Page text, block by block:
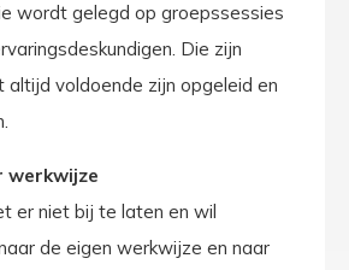
wordt gelegd op groepssessies
Die zijn
altijd voldoende zijn opgeleid en
werkwijze
er niet bij te laten en wil
de eigen werkwijze en naar